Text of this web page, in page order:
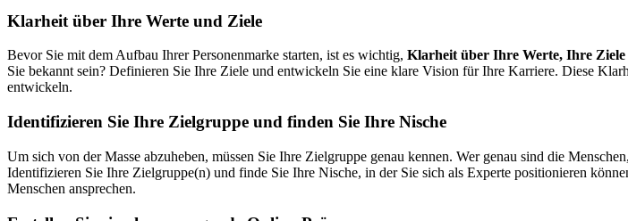
Klarheit über Ihre Werte und Ziele
Bevor Sie mit dem Aufbau Ihrer Personenmarke starten, ist es wichtig, Klarheit über Ihre Werte, Ihre
Sie bekannt sein? Definieren Sie Ihre Ziele und entwickeln Sie eine klare Vision für Ihre Karriere. Diese
entwickeln.
Identifizieren Sie Ihre Zielgruppe und finden Sie Ihre Nische
Um sich von der Masse abzuheben, müssen Sie Ihre Zielgruppe genau kennen. Wer genau sind die
Identifizieren Sie Ihre Zielgruppe(n) und finde Sie Ihre Nische, in der Sie sich als Experte positionieren
Menschen ansprechen.